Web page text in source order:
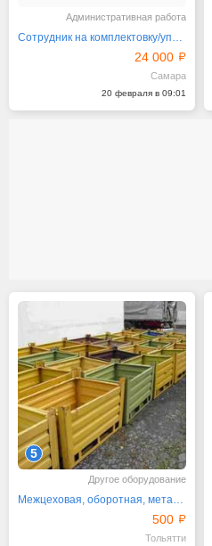
Административная работа
Сотрудник на комплектовку/упаковку
24 000
Самара
20 февраля в 09:01
5
Другое оборудование
Межцеховая, оборотная, металлическая тара
500
Тольятти